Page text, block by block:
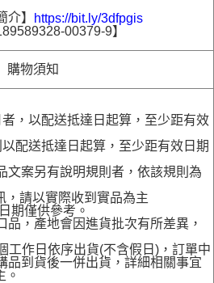
介】
https://bit.ly/3dfpgis
00379-9】
購物須知
，以配送抵達日起算，至少距有效
配送抵達日起算，至少距有效日期
文案另有說明規則者，依該規則為
，請以實際收到實品為主
期僅供參考。
品，產地會因進貨批次有所差異，
工作日依序出貨(不含假日)，訂單中
品到貨後一併出貨，詳細相關事宜
。